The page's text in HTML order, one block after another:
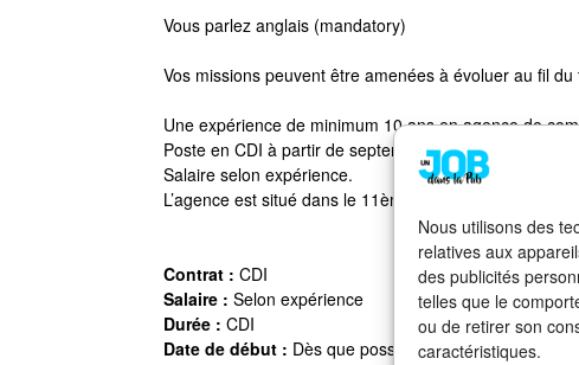
Nous utilisons des
relatives aux
des publicités
telles que le
ou de retirer son
caractéristiques.
Vous parlez anglais (mandatory)
Vos missions peuvent être amenées à évoluer au fil du
Une expérience de minimum 10 ans en agence de
Poste en CDI à partir de septembre 2024.
Salaire selon expérience.
L’agence est situé dans le 11ème arrondissement de
Contrat : CDI
Salaire : Selon expérience
Durée : CDI
Date de début : Dès que possible.